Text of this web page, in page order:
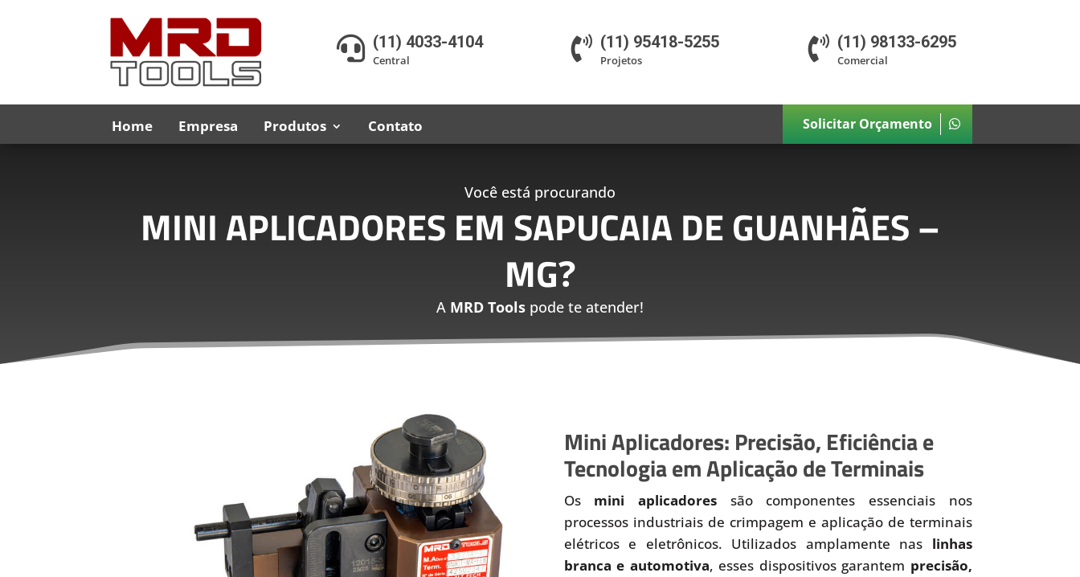
 (11) 4033-4104
Central  (11) 95418-5255
Projetos  (11) 98133-6295
Comercial
Home Empresa Produtos Contato Solicitar Orçamento
Você está procurando
MINI APLICADORES EM SAPUCAIA DE GUANHÃES –
MG?
A MRD Tools pode te atender!
Mini Aplicadores: Precisão, Eficiência e
Tecnologia em Aplicação de Terminais
Os mini aplicadoressão componentes essenciais nos
processos industriais de crimpagem e aplicação de terminais
elétricos e eletrônicos. Utilizados amplamente nas linhas
branca e automotiva, esses dispositivos garantem precisão,